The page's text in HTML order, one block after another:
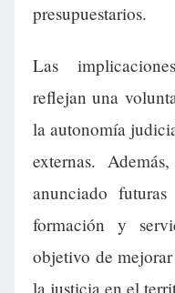
presupuestarios.
Las
reflejan una
la autonomía
externas.
anunciado
formación y
objetivo de
la justicia en el